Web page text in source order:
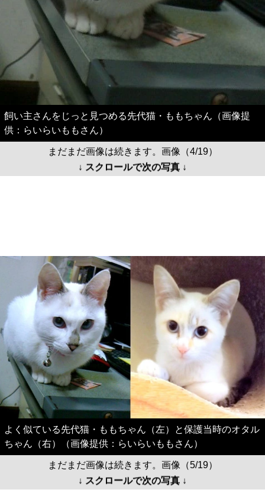
飼い主さんをじっと見つめる先代猫・ももちゃん（画像提
供：らいらいももさん）
まだまだ画像は続きます。画像（4/19）
↓ スクロールで次の写真 ↓
よく似ている先代猫・ももちゃん（左）と保護当時のオタル
ちゃん（右）（画像提供：らいらいももさん）
まだまだ画像は続きます。画像（5/19）
↓ スクロールで次の写真 ↓